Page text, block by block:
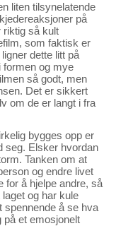
liten tilsynelatende
på
riktig så kult
som faktisk er
dette litt på
formen og mye
så godt, men
Det er sikkert
om de er langt i fra
bygges opp er
seg. Elsker hvordan
Tanken om at
og endre livet
for å hjelpe andre, så
laget og har kule
spennende å se hva
et emosjonelt